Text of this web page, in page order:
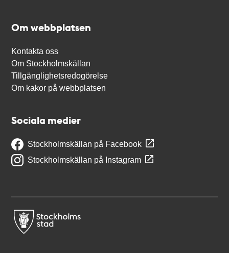
Om webbplatsen
Kontakta oss
Om Stockholmskällan
Tillgänglighetsredogörelse
Om kakor på webbplatsen
Sociala medier
Stockholmskällan på Facebook
Stockholmskällan på Instagram